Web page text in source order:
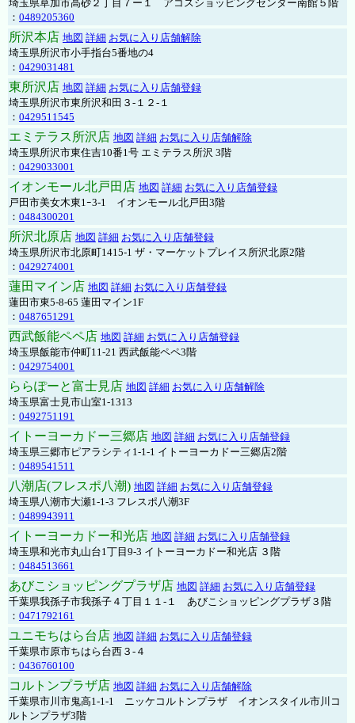
埼玉県草加市高砂２丁目７ー１ アコスショッピングセンター南館５階
： 0489205360
所沢本店 地図 詳細 お気に入り店舗解除
埼玉県所沢市小手指台5番地の4
： 0429031481
東所沢店 地図 詳細 お気に入り店舗登録
埼玉県所沢市東所沢和田３-１２-１
： 0429511545
エミテラス所沢店 地図 詳細 お気に入り店舗解除
埼玉県所沢市東住吉10番1号 エミテラス所沢 3階
： 0429033001
イオンモール北戸田店 地図 詳細 お気に入り店舗登録
戸田市美女木東1ｰ3‐1 イオンモール北戸田3階
： 0484300201
所沢北原店 地図 詳細 お気に入り店舗登録
埼玉県所沢市北原町1415-1 ザ・マーケットプレイス所沢北原2階
： 0429274001
蓮田マイン店 地図 詳細 お気に入り店舗登録
蓮田市東5-8-65 蓮田マイン1F
： 0487651291
西武飯能ペペ店 地図 詳細 お気に入り店舗登録
埼玉県飯能市仲町11-21 西武飯能ペペ3階
： 0429754001
ららぽーと富士見店 地図 詳細 お気に入り店舗解除
埼玉県富士見市山室1-1313
： 0492751191
イトーヨーカドー三郷店 地図 詳細 お気に入り店舗登録
埼玉県三郷市ピアラシティ1-1-1 イトーヨーカドー三郷店2階
： 0489541511
八潮店(フレスポ八潮) 地図 詳細 お気に入り店舗登録
埼玉県八潮市大瀬1-1-3 フレスポ八潮3F
： 0489943911
イトーヨーカドー和光店 地図 詳細 お気に入り店舗登録
埼玉県和光市丸山台1丁目9-3 イトーヨーカドー和光店 ３階
： 0484513661
あびこショッピングプラザ店 地図 詳細 お気に入り店舗登録
千葉県我孫子市我孫子４丁目１１-１ あびこショッピングプラザ３階
： 0471792161
ユニモちはら台店 地図 詳細 お気に入り店舗登録
千葉県市原市ちはら台西３-４
： 0436760100
コルトンプラザ店 地図 詳細 お気に入り店舗解除
千葉県市川市鬼高1-1-1 ニッケコルトンプラザ イオンスタイル市川コ
ルトンプラザ3階